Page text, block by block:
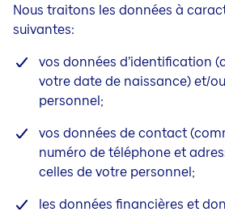
Nous traitons les données à
suivantes:
vos données d’identification
votre date de naissance) et/
personnel;
vos données de contact
numéro de téléphone et
celles de votre personnel;
les données financières et